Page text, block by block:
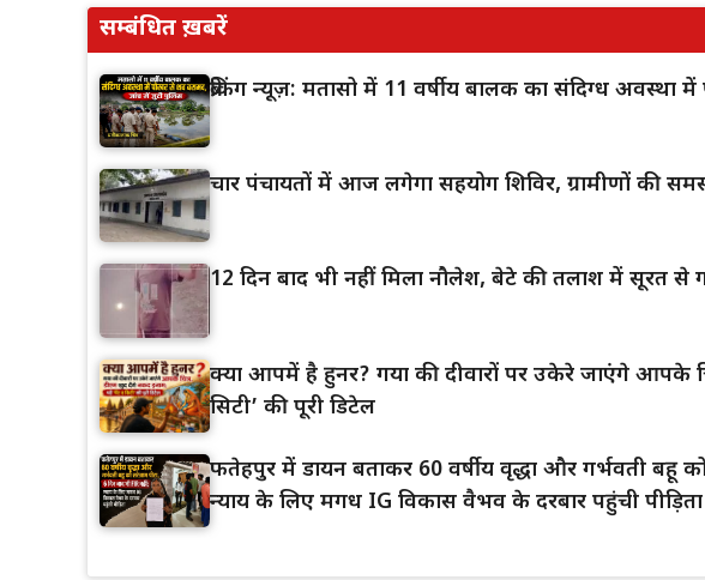
सम्बंधित ख़बरें
ब्रेकिंग न्यूज़: मतासो में 11 वर्षीय बालक का संदिग्ध
चार पंचायतों में आज लगेगा सहयोग शिविर, ग्रामीणों की
12 दिन बाद भी नहीं मिला नौलेश, बेटे की तलाश में सूरत से
क्या आपमें है हुनर? गया की दीवारों पर उकेरे जाएंगे आपके
सिटी’ की पूरी डिटेल
फतेहपुर में डायन बताकर 60 वर्षीय वृद्धा और गर्भवती बहू
न्याय के लिए मगध IG विकास वैभव के दरबार पहुंची पीड़िता